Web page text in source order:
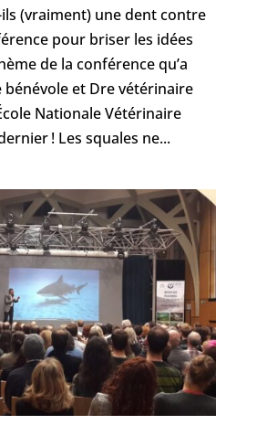
(vraiment) une dent contre
pour briser les idées
de la conférence qu’a
et Dre vétérinaire
Nationale Vétérinaire
! Les squales ne...